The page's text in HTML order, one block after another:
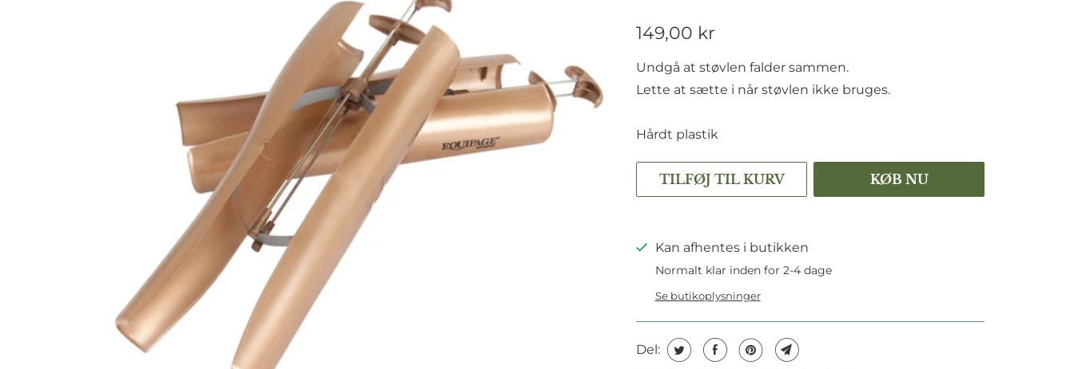
149,00 kr
Undgå at støvlen falder sammen.
Lette at sætte i når støvlen ikke bruges.
Hårdt plastik
TILFØJ TIL KURV KØB NU
Kan afhentes i butikken
Normalt klar inden for 2-4 dage
Se butikoplysninger
Del: